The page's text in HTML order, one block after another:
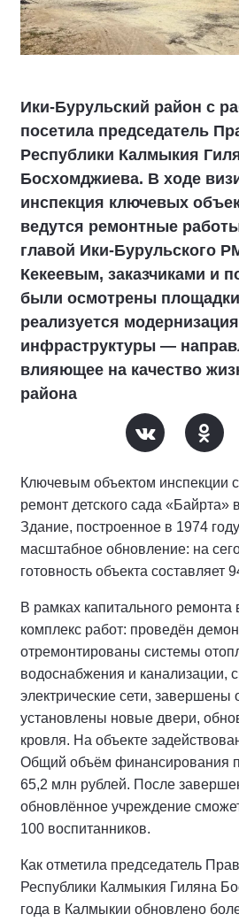
Ики‑Бурульский район с
посетила председатель
Республики Калмыкия
Босхомджиева. В ходе
инспекция ключевых
ведутся ремонтные
главой Ики‑Бурульского
Кекеевым, заказчиками и
были осмотрены
реализуется
инфраструктуры —
влияющее на качество
района
Ключевым объектом инспекции
ремонт детского сада «Байрта»
Здание, построенное в 1974
масштабное обновление: на
готовность объекта составляет
В рамках капитального
комплекс работ: проведён
отремонтированы системы
водоснабжения и канализации,
электрические сети, завершены
установлены новые двери,
кровля. На объекте
Общий объём финансирования
65,2 млн рублей. После
обновлённое учреждение
100 воспитанников.
Как отметила председатель
Республики Калмыкия Гиляна
года в Калмыкии обновлено